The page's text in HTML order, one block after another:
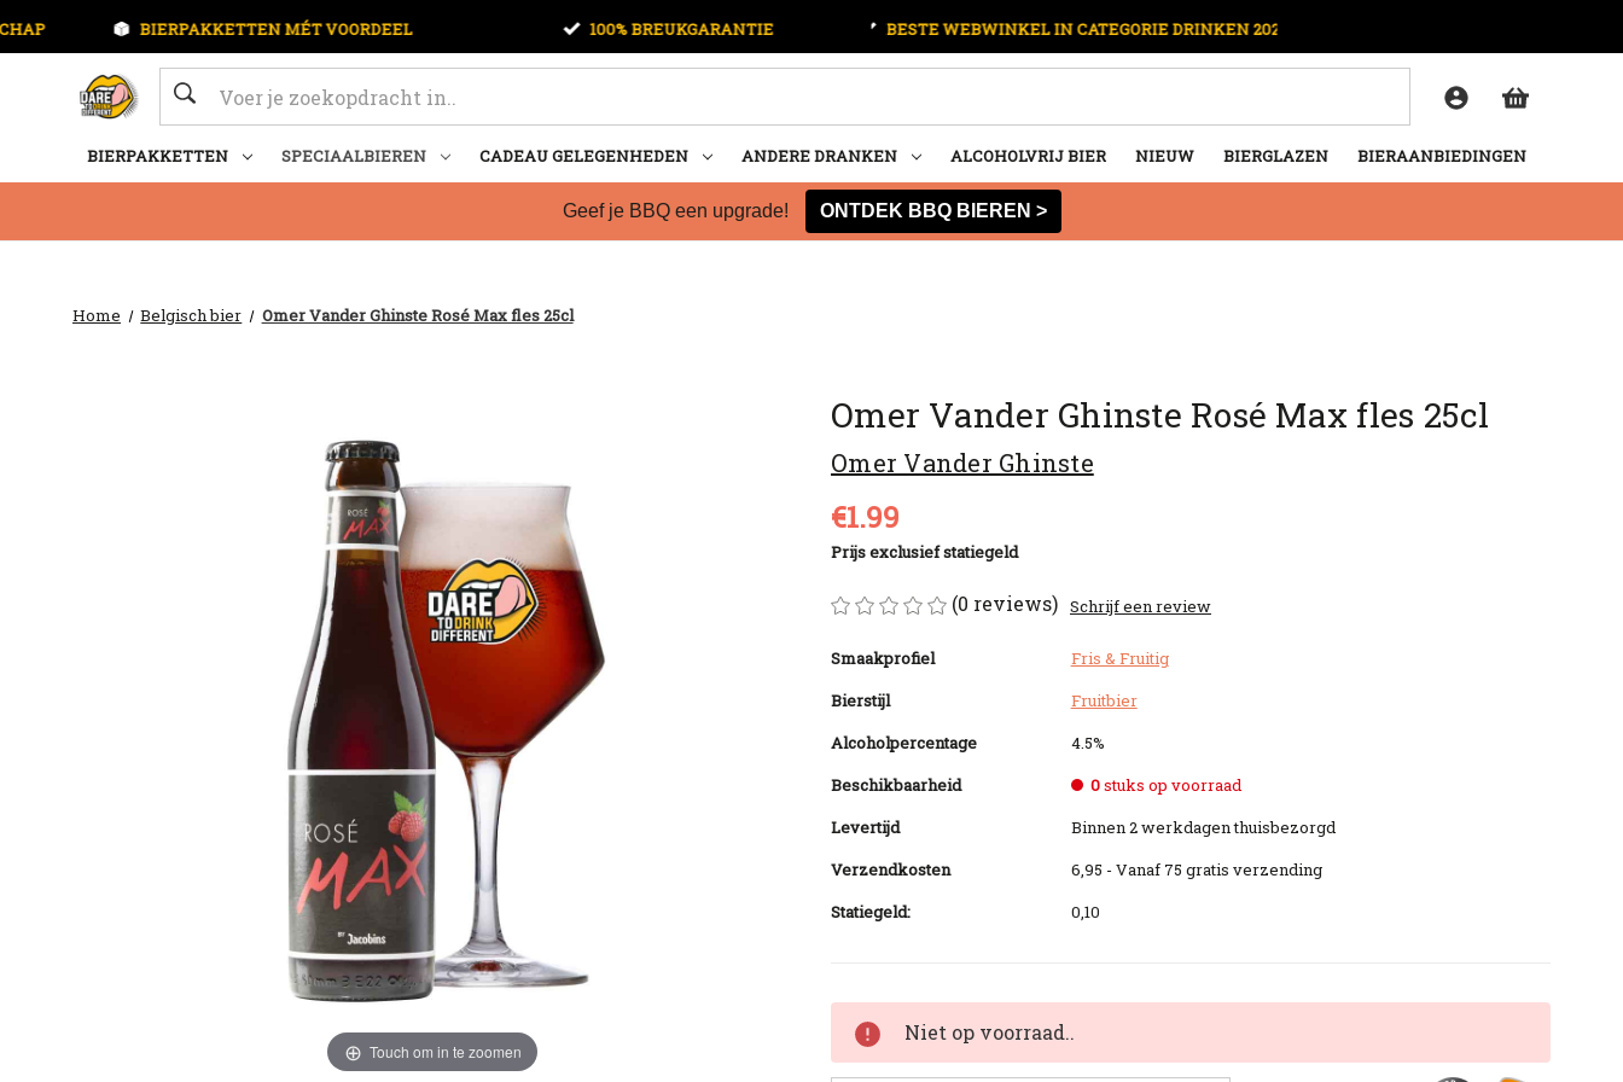
BIERPAKKETTEN MÉT VOORDEEL 100% BREUKGARANTIE BESTE WEBWINKEL IN CATEGORIE DRINKEN 2026
Zoeken
BIERPAKKETTEN SPECIAALBIEREN CADEAU GELEGENHEDEN ANDERE DRANKEN ALCOHOLVRIJ BIER NIEUW BIERGLAZEN BIERAANBIEDINGEN
Geef je BBQ een upgrade! ONTDEK BBQ BIEREN >
Home Belgisch bier Omer Vander Ghinste Rosé Max fles 25cl
Touch om in te zoomen
Omer Vander Ghinste Rosé Max fles 25cl
Omer Vander Ghinste
€1.99
Prijs exclusief statiegeld
(0 reviews) Schrijf een review
Smaakprofiel
Fris & Fruitig
Bierstijl
Fruitbier
Alcoholpercentage
4.5%
Beschikbaarheid
0stuks op voorraad
Levertijd
Binnen 2 werkdagen thuisbezorgd
Verzendkosten
6,95 - Vanaf 75 gratis verzending
Statiegeld:
0,10
voorraad: Niet op voorraad..